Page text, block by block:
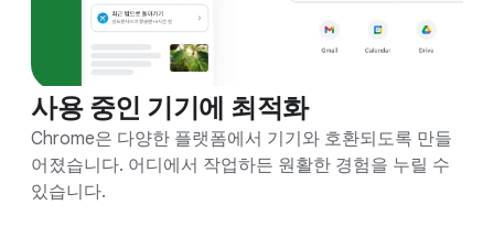
사용 중인 기기에 최적화
Chrome은 다양한 플랫폼에서 기기와 호환되도록 만들
어졌습니다. 어디에서 작업하든 원활한 경험을 누릴 수
있습니다.